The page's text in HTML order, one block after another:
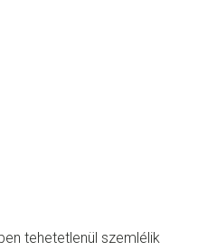
tehetetlenül szemlélik